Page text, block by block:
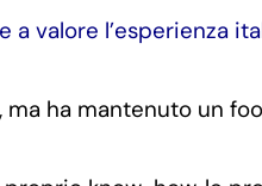
valore l’esperienza
ha mantenuto un